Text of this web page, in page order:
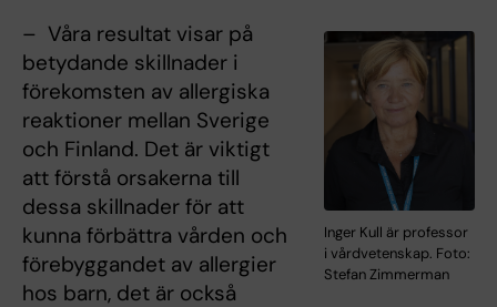
Inger Kull är professor
i vårdvetenskap. Foto:
Stefan Zimmerman
– Våra resultat visar på
betydande skillnader i
förekomsten av allergiska
reaktioner mellan Sverige
och Finland. Det är viktigt
att förstå orsakerna till
dessa skillnader för att
kunna förbättra vården och
förebyggandet av allergier
hos barn, det är också